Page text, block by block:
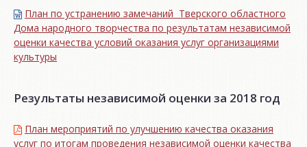
План по устранению замечаний Тверского областного
Дома народного творчества по результатам независимой
оценки качества условий оказания услуг организациями
культуры
Результаты независимой оценки за 2018 год
План мероприятий по улучшению качества оказания
услуг по итогам проведения независимой оценки качества